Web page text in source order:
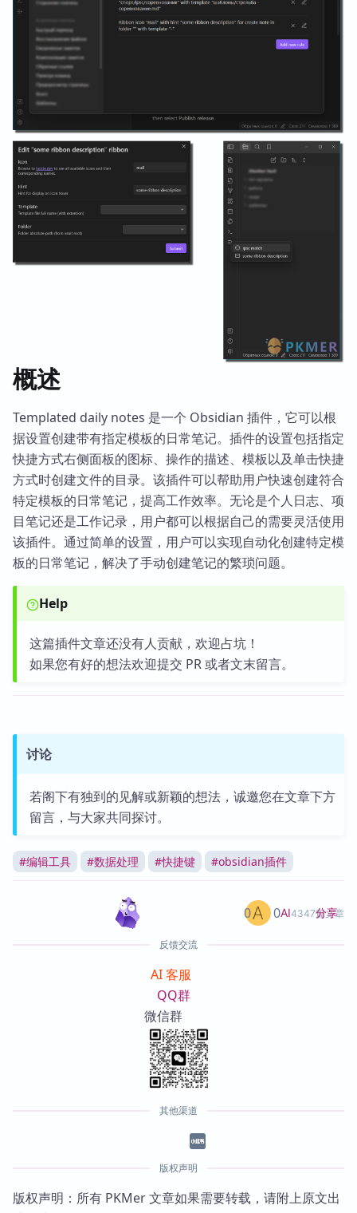
概述
Templated daily notes 是一个 Obsidian 插件，它可以根
据设置创建带有指定模板的日常笔记。插件的设置包括指定
快捷方式右侧面板的图标、操作的描述、模板以及单击快捷
方式时创建文件的目录。该插件可以帮助用户快速创建符合
特定模板的日常笔记，提高工作效率。无论是个人日志、项
目笔记还是工作记录，用户都可以根据自己的需要灵活使用
该插件。通过简单的设置，用户可以实现自动化创建特定模
板的日常笔记，解决了手动创建笔记的繁琐问题。
Help
这篇插件文章还没有人贡献，欢迎占坑！
如果您有好的想法欢迎提交 PR 或者文末留言。
讨论
若阁下有独到的见解或新颖的想法，诚邀您在文章下方
留言，与大家共同探讨。
#编辑工具 #数据处理 #快捷键 #obsidian插件
AI4347篇文章
0 0 分享
反馈交流
AI 客服
QQ群
微信群
其他渠道
版权声明
版权声明：所有 PKMer 文章如果需要转载，请附上原文出